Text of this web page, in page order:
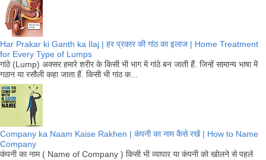
Har Prakar ki Ganth ka Ilaj | हर प्रकार की गांठ का इलाज | Home Treatment
for Every Type of Lumps
गांठे (Lump) अक्सर हमारे शरीर के किसी भी भाग में गांठे बन जाती हैं. जिन्हें सामान्य भाषा में
गठान या रसौली कहा जाता हैं. किसी भी गांठ क...
Company ka Naam Kaise Rakhen | कंपनी का नाम कैसे रखें | How to Name
Company
कंपनी का नाम ( Name of Company ) किसी भी व्यापार या कंपनी को खोलने से पहले